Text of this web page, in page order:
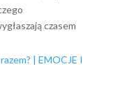
czasem